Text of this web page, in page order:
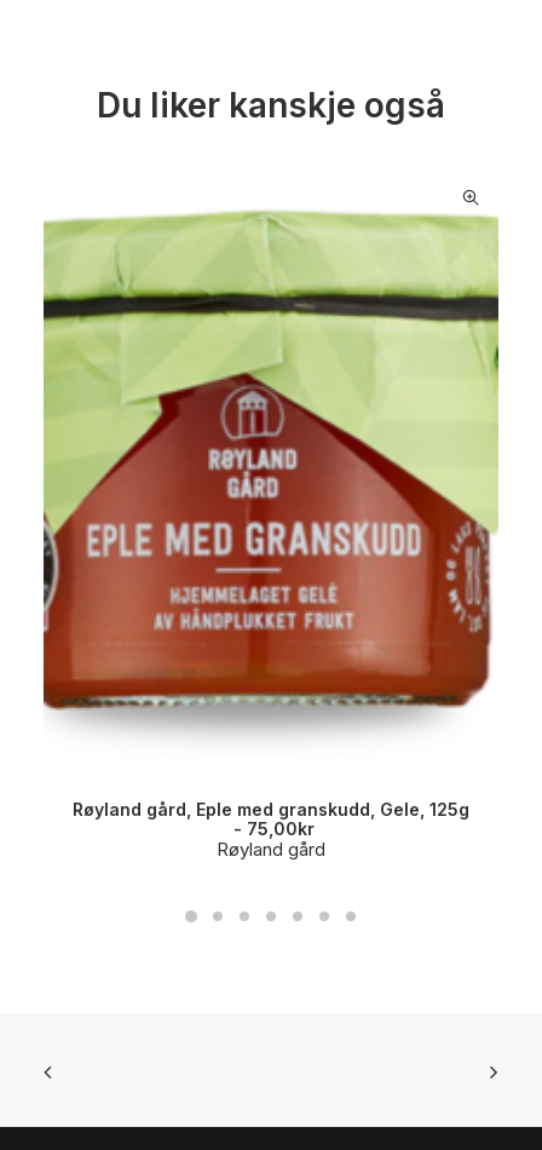
Du liker kanskje også
Røyland gård, Eple med granskudd, Gele, 125g
75,00kr
Røyland gård